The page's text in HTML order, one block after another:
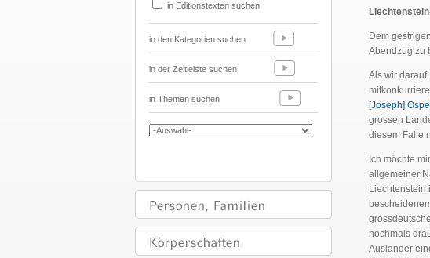
in Editionstexten suchen
in den Kategorien suchen
in der Zeitleiste suchen
in Themen suchen
Dem
Abendzug zu
Als wir darauf
[Joseph]
grossen
diesem Falle
Ich möchte
allgemeiner
Liechtenstein
nochmals
Ausländer